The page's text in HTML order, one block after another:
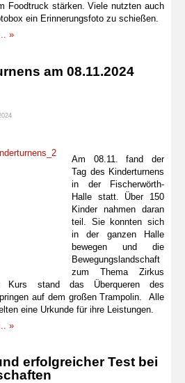
Foodtruck stärken. Viele nutzten auch
ein Erinnerungsfoto zu schießen.
»
am 08.11.2024
Am 08.11. fand der
Tag des Kinderturnens
in der Fischerwörth-
Halle statt. Über 150
Kinder nahmen daran
teil. Sie konnten sich
in der ganzen Halle
bewegen und die
Bewegungslandschaft
zum Thema Zirkus
Kurs stand das Überqueren des
auf dem großen Trampolin. Alle
eine Urkunde für ihre Leistungen.
»
erfolgreicher Test bei